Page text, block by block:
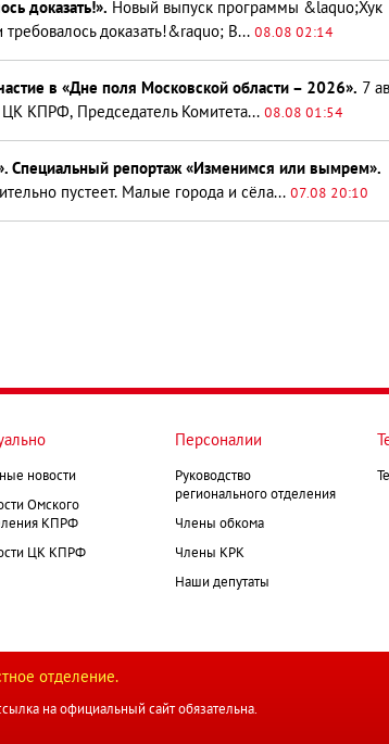
доказать!». Новый выпуск программы &laquo;Хук
доказать!&raquo; В... 08.08 02:14
в «Дне поля Московской области – 2026». 7
ЦК КПРФ, Председатель Комитета... 08.08 01:54
Специальный репортаж «Изменимся или вымрем».
пустеет. Малые города и сёла... 07.08 20:10
новости
Омского
КПРФ
ЦК КПРФ
Персоналии
Руководство
регионального отделения
Члены обкома
Члены КРК
Наши депутаты
отделение.
на официальный сайт обязательна.